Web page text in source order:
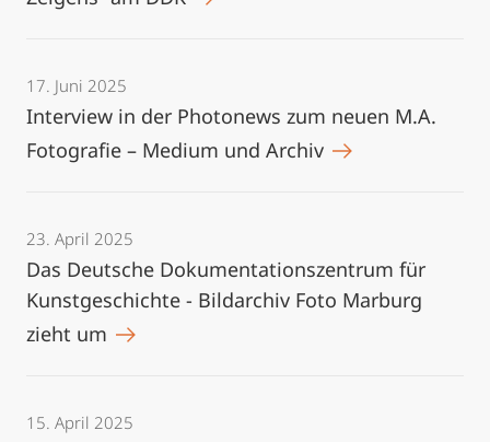
17. Juni 2025
Interview in der Photonews zum neuen M.A.
Fotografie – Medium und Archiv
23. April 2025
Das Deutsche Dokumentationszentrum für
Kunstgeschichte - Bildarchiv Foto Marburg
zieht um
15. April 2025